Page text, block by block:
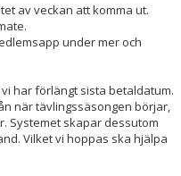
av veckan att komma ut.
under mer och
har förlängt sista betaldatum.
när tävlingssäsongen börjar,
Systemet skapar dessutom
Vilket vi hoppas ska hjälpa